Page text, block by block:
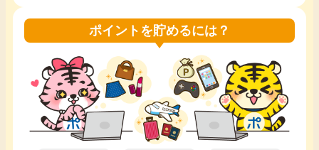
ポイントを貯めるには？